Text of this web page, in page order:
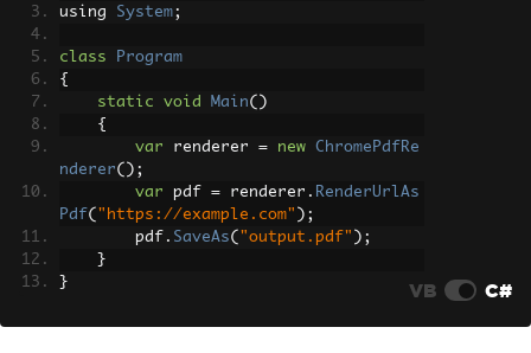
using System;
class
Program
{
static
void Main()
{
var renderer = new
ChromePdfRe
nderer();
var pdf = renderer . RenderUrlAs
Pdf( "https://example.com" );
        pdf
. SaveAs( "output.pdf" );
}
}
VB C#